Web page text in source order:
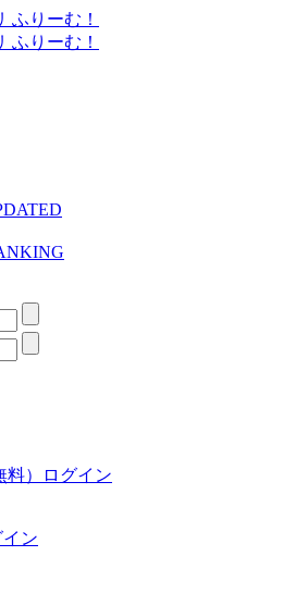
） ログイン